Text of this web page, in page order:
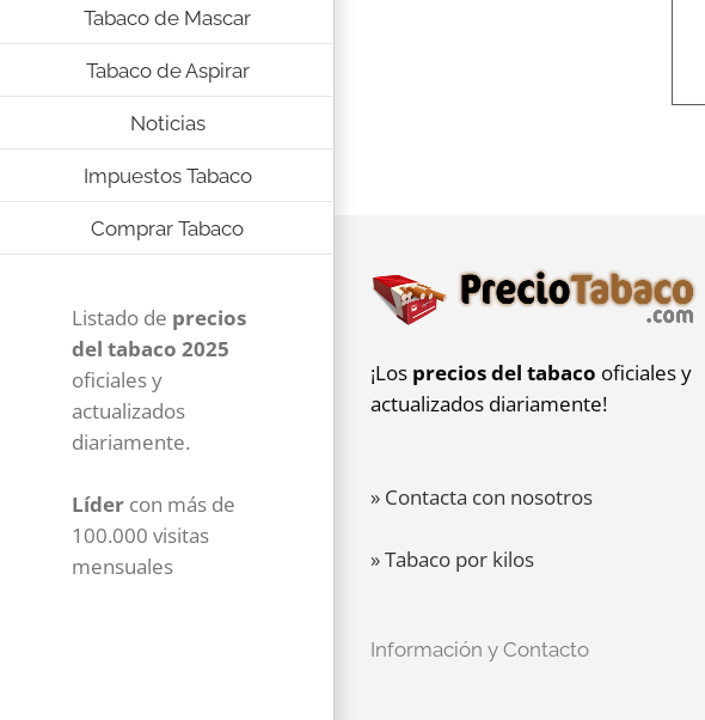
Tabaco de Mascar
Tabaco de Aspirar
Noticias
Impuestos Tabaco
Comprar Tabaco
Listado de precios
del tabaco 2025
oficiales y
actualizados
diariamente.
Líder con más de
100.000 visitas
mensuales
¡Los precios del tabaco oficiales y
actualizados diariamente!
» Contacta con nosotros
» Tabaco por kilos
Información y Contacto